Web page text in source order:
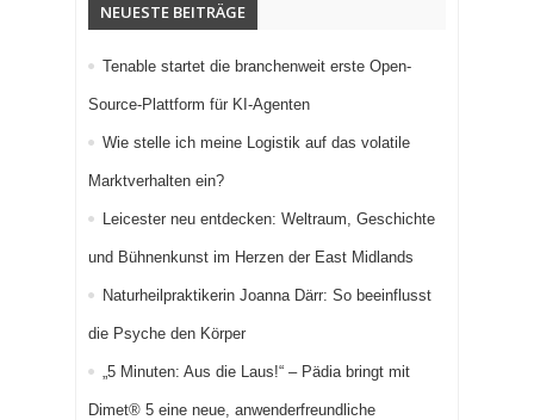
NEUESTE BEITRÄGE
Tenable startet die branchenweit erste Open-
Source-Plattform für KI-Agenten
Wie stelle ich meine Logistik auf das volatile
Marktverhalten ein?
Leicester neu entdecken: Weltraum, Geschichte
und Bühnenkunst im Herzen der East Midlands
Naturheilpraktikerin Joanna Därr: So beeinflusst
die Psyche den Körper
„5 Minuten: Aus die Laus!“ – Pädia bringt mit
Dimet® 5 eine neue, anwenderfreundliche